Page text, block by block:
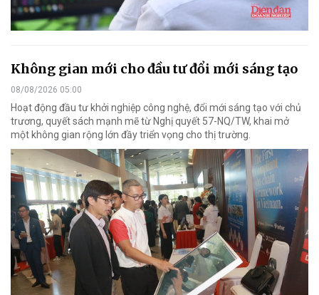
Không gian mới cho đầu tư đổi mới sáng tạo
08/08/2026 05:00
Hoạt động đầu tư khởi nghiệp công nghệ, đổi mới sáng tạo với chủ
trương, quyết sách mạnh mẽ từ Nghị quyết 57-NQ/TW, khai mở
một không gian rộng lớn đầy triển vọng cho thị trường.